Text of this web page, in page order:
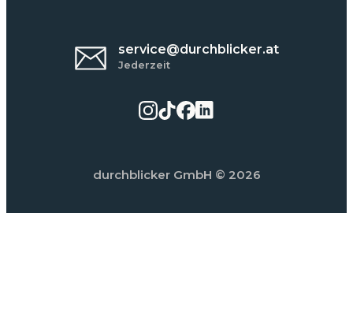
service@durchblicker.at
Jederzeit
durchblicker GmbH © 2026